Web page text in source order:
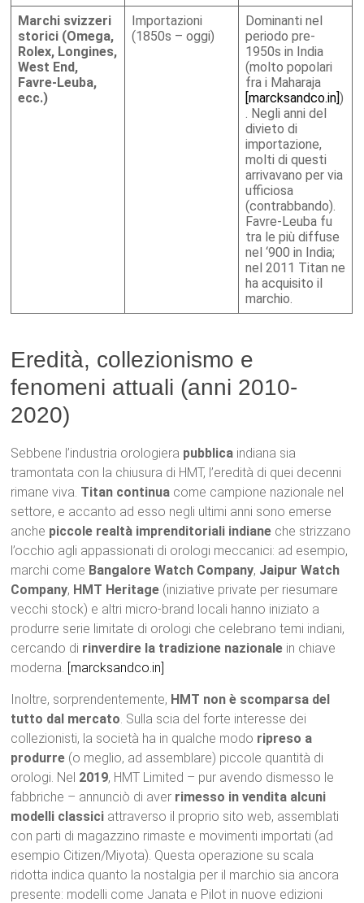
Marchi svizzeri
storici (Omega,
Rolex, Longines,
West End,
Favre-Leuba,
ecc.)
Importazioni
(1850s – oggi)
Dominanti nel
periodo pre-
1950s in India
(molto popolari
fra i Maharaja
[marcksandco.in])
. Negli anni del
divieto di
importazione,
molti di questi
arrivavano per via
ufficiosa
(contrabbando).
Favre-Leuba fu
tra le più diffuse
nel ‘900 in India;
nel 2011 Titan ne
ha acquisito il
marchio.
Eredità, collezionismo e
fenomeni attuali (anni 2010-
2020)
Sebbene l’industria orologiera pubblica indiana sia
tramontata con la chiusura di HMT, l’eredità di quei decenni
rimane viva. Titan continua come campione nazionale nel
settore, e accanto ad esso negli ultimi anni sono emerse
anche piccole realtà imprenditoriali indiane che strizzano
l’occhio agli appassionati di orologi meccanici: ad esempio,
marchi come Bangalore Watch Company, Jaipur Watch
Company, HMT Heritage (iniziative private per riesumare
vecchi stock) e altri micro-brand locali hanno iniziato a
produrre serie limitate di orologi che celebrano temi indiani,
cercando di rinverdire la tradizione nazionale in chiave
moderna. [marcksandco.in]
Inoltre, sorprendentemente, HMT non è scomparsa del
tutto dal mercato. Sulla scia del forte interesse dei
collezionisti, la società ha in qualche modo ripreso a
produrre (o meglio, ad assemblare) piccole quantità di
orologi. Nel 2019, HMT Limited – pur avendo dismesso le
fabbriche – annunciò di aver rimesso in vendita alcuni
modelli classici attraverso il proprio sito web, assemblati
con parti di magazzino rimaste e movimenti importati (ad
esempio Citizen/Miyota). Questa operazione su scala
ridotta indica quanto la nostalgia per il marchio sia ancora
presente: modelli come Janata e Pilot in nuove edizioni